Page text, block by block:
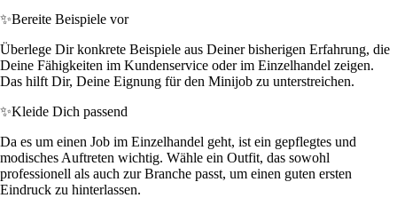
✨Bereite Beispiele vor
Überlege Dir konkrete Beispiele aus Deiner bisherigen Erfahrung, die
Deine Fähigkeiten im Kundenservice oder im Einzelhandel zeigen.
Das hilft Dir, Deine Eignung für den Minijob zu unterstreichen.
✨Kleide Dich passend
Da es um einen Job im Einzelhandel geht, ist ein gepflegtes und
modisches Auftreten wichtig. Wähle ein Outfit, das sowohl
professionell als auch zur Branche passt, um einen guten ersten
Eindruck zu hinterlassen.